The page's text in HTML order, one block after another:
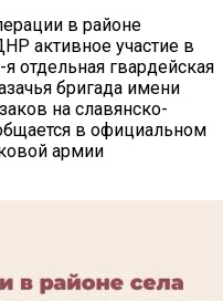
в районе
активное участие в
отдельная гвардейская
бригада имени
на славянско-
в официальном
армии